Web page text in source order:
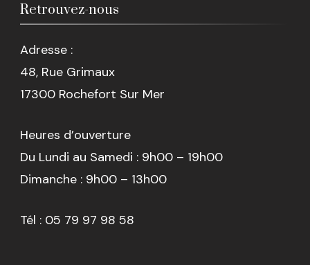
Retrouvez-nous
Adresse :
48, Rue Grimaux
17300 Rochefort Sur Mer
Heures d’ouverture
Du Lundi au Samedi : 9h00 – 19h00
Dimanche : 9h00 – 13h00
Tél : 05 79 97 98 58